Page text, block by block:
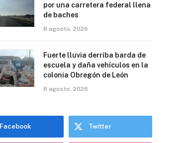
por una carretera federal llena
de baches
8 agosto, 2026
Fuerte lluvia derriba barda de
escuela y daña vehículos en la
colonia Obregón de León
8 agosto, 2026
Facebook Twitter